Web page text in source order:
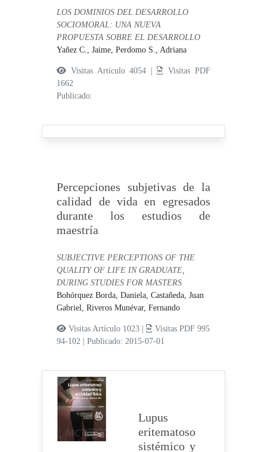
LOS DOMINIOS DEL DESARROLLO
SOCIOMORAL: UNA NUEVA
PROPUESTA SOBRE EL DESARROLLO
Yañez C., Jaime,Perdomo S., Adriana
Visitas Artículo 4054 |
Visitas PDF
1662
Publicado:
Percepciones subjetivas de la
calidad de vida en egresados
durante los estudios de
maestría
SUBJECTIVE PERCEPTIONS OF THE
QUALITY OF LIFE IN GRADUATE,
DURING STUDIES FOR MASTERS
Bohórquez Borda, Daniela,Castañeda, Juan
Gabriel,Riveros Munévar, Fernando
Visitas Artículo 1023 |
Visitas PDF 995
94-102
|Publicado: 2015-07-01
Lupus
eritematoso
sistémico y